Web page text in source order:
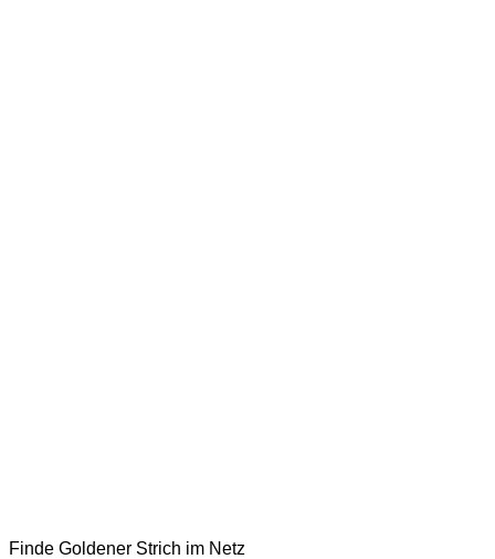
Finde Goldener Strich im Netz